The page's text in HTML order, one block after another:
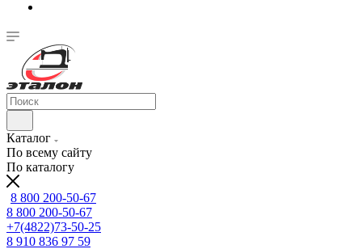
Каталог
По всему сайту
По каталогу
8 800 200-50-67
8 800 200-50-67
+7(4822)73-50-25
8 910 836 97 59